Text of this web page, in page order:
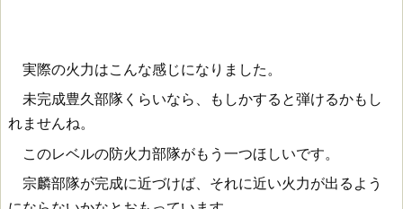
実際の火力はこんな感じになりました。
未完成豊久部隊くらいなら、もしかすると弾けるかもし
れませんね。
このレベルの防火力部隊がもう一つほしいです。
宗麟部隊が完成に近づけば、それに近い火力が出るよう